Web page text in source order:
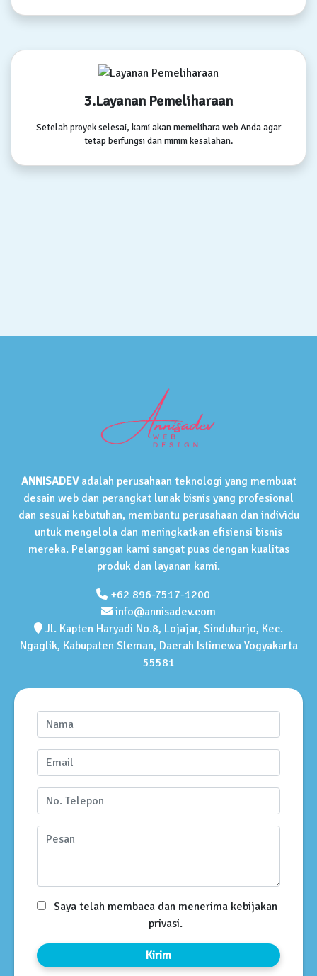
3.Layanan Pemeliharaan
Setelah proyek selesai, kami akan memelihara web Anda agar
tetap berfungsi dan minim kesalahan.
ANNISADEVadalah perusahaan teknologi yang membuat
desain web dan perangkat lunak bisnis yang profesional
dan sesuai kebutuhan, membantu perusahaan dan individu
untuk mengelola dan meningkatkan efisiensi bisnis
mereka. Pelanggan kami sangat puas dengan kualitas
produk dan layanan kami.
+62 896-7517-1200
info@annisadev.com
Jl. Kapten Haryadi No.8, Lojajar, Sinduharjo, Kec.
Ngaglik, Kabupaten Sleman, Daerah Istimewa Yogyakarta
55581
Saya telah membaca dan menerima kebijakan
privasi.
Kirim